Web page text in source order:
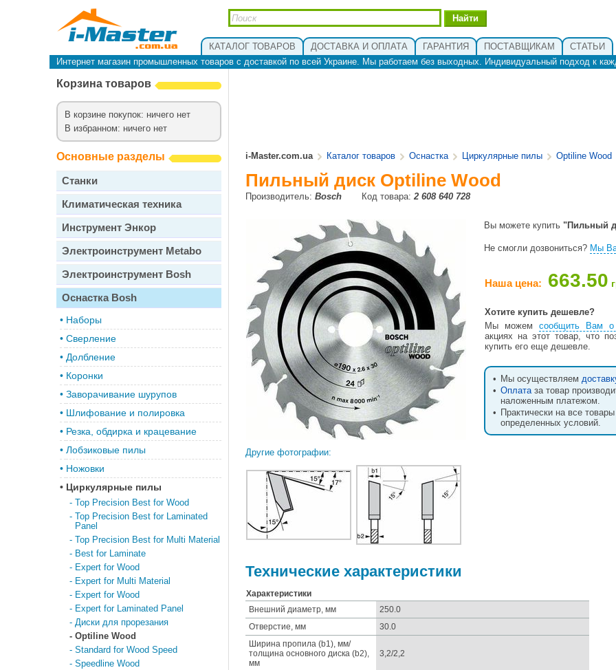
КАТАЛОГ ТОВАРОВ ДОСТАВКА И ОПЛАТА ГАРАНТИЯ ПОСТАВЩИКАМ
СТАТЬИ
Интернет магазин промышленных товаров с доставкой по всей Украине. Мы работаем без выходных. Индивидуальный подход к
Корзина товаров
В корзине покупок: ничего нет
В избранном: ничего нет
Основные разделы
Станки
Климатическая техника
Инструмент Энкор
Электроинструмент Metabo
Электроинструмент Bosh
Оснастка Bosh
• Наборы
• Сверление
• Долбление
• Коронки
• Заворачивание шурупов
• Шлифование и полировка
• Резка, обдирка и крацевание
• Лобзиковые пилы
• Ножовки
• Циркулярные пилы
- Top Precision Best for Wood
- Top Precision Best for Laminated
Panel
- Top Precision Best for Multi Material
- Best for Laminate
- Expert for Wood
- Expert for Multi Material
- Expert for Wood
- Expert for Laminated Panel
- Диски для прорезания
- Optiline Wood
- Standard for Wood Speed
- Speedline Wood
i-Master.com.ua Каталог товаров Оснастка Циркулярные пилы Optiline Wood
Пильный диск Optiline Wood
Производитель: Bosch Код товара: 2 608 640 728
Вы можете купить "Пильный
Не смогли дозвониться? Мы
Наша цена: 663.50
Хотите купить дешевле?
Мы можем сообщить Вам о
акциях на этот товар, что
купить его еще дешевле.
• Мы осуществляем
• Оплатаза товар
наложенным платежом.
• Практически на все
определенных условий.
Другие фотографии:
Технические характеристики
Характеристики
Внешний диаметр, мм
250.0
Отверстие, мм
30.0
Ширина пропила (b1), мм/
толщина основного диска (b2),
мм
3,2/2,2